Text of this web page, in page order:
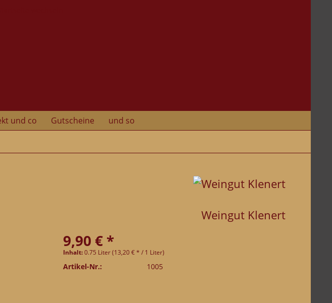
und co Gutscheine und so
Weingut Klenert
9,90 € *
Inhalt:0.75 Liter (13,20 € * / 1 Liter)
Artikel-Nr.: 1005